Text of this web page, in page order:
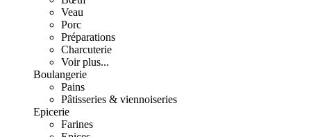
Veau
Porc
Préparations
Charcuterie
Voir plus...
Boulangerie
Pains
Pâtisseries & viennoiseries
Epicerie
Farines